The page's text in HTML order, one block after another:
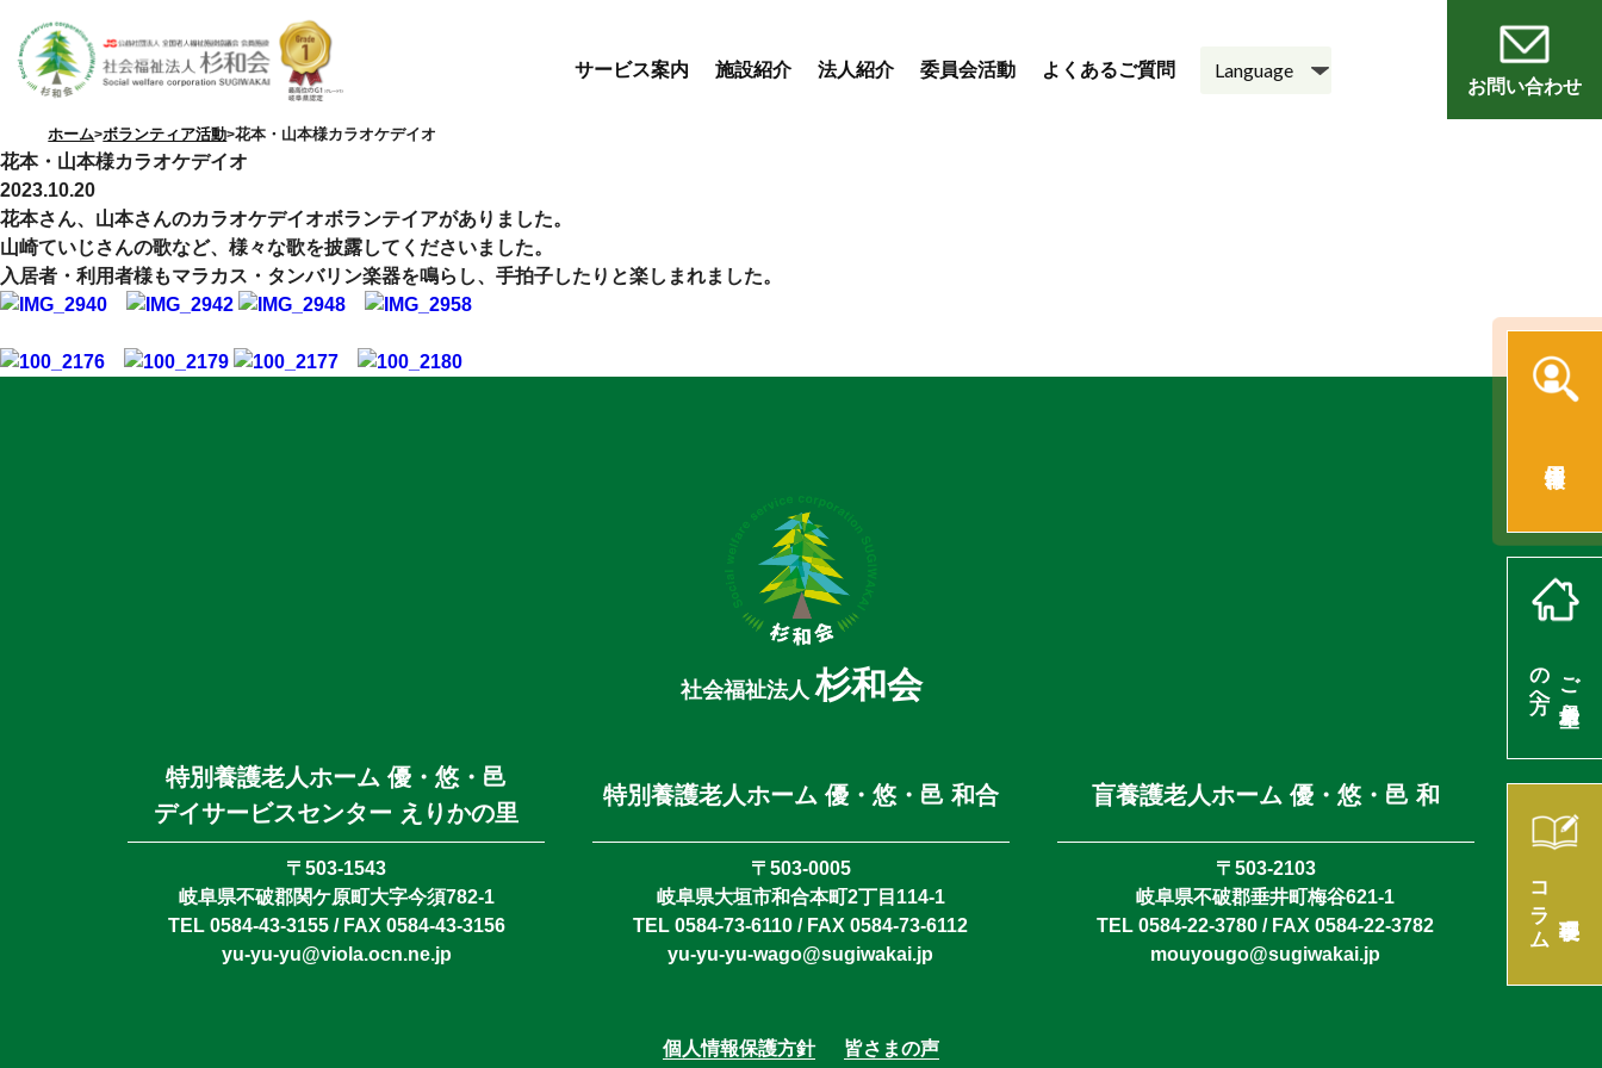
サービス案内 施設紹介
特別養護老人ホーム
優・悠・邑
デイサービスセンター
法人紹介 委員会活動 よくあるご質問
お問い合わせ
ご入居希望
の方へ
コラム
ホーム ボランティア活動 花本・山本様カラオケデイオ
花本・山本様カラオケデイオ
2023.10.20
花本さん、山本さんのカラオケデイオボランテイアがありました。
山崎ていじさんの歌など、様々な歌を披露してくださいました。
入居者・利用者様もマラカス・タンバリン楽器を鳴らし、手拍子したりと楽しまれました。
社会福祉法人杉和会
特別養護老人ホーム 優・悠・邑
デイサービスセンター えりかの里
〒503-1543
岐阜県不破郡関ケ原町大字今須782-1
TEL 0584-43-3155 / FAX 0584-43-3156
yu-yu-yu@viola.ocn.ne.jp
特別養護老人ホーム 優・悠・邑 和合
〒503-0005
岐阜県大垣市和合本町2丁目114-1
TEL 0584-73-6110 / FAX 0584-73-6112
yu-yu-yu-wago@sugiwakai.jp
盲養護老人ホーム 優・悠・邑 和
〒503-2103
岐阜県不破郡垂井町梅谷621-1
TEL 0584-22-3780 / FAX 0584-22-3782
mouyougo@sugiwakai.jp
個人情報保護方針 皆さまの声